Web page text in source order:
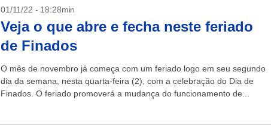
01/11/22 - 18:28min
Veja o que abre e fecha neste feriado
de Finados
O mês de novembro já começa com um feriado logo em seu segundo
dia da semana, nesta quarta-feira (2), com a celebração do Dia de
Finados. O feriado promoverá a mudança do funcionamento de...